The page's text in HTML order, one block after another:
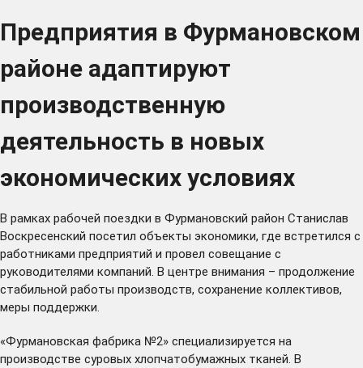
Предприятия в Фурмановском
районе адаптируют
производственную
деятельность в новых
экономических условиях
В рамках рабочей поездки в Фурмановский район Станислав
Воскресенский посетил объекты экономики, где встретился с
работниками предприятий и провел совещание с
руководителями компаний. В центре внимания – продолжение
стабильной работы производств, сохранение коллективов,
меры поддержки.
«Фурмановская фабрика №2» специализируется на
производстве суровых хлопчатобумажных тканей. В